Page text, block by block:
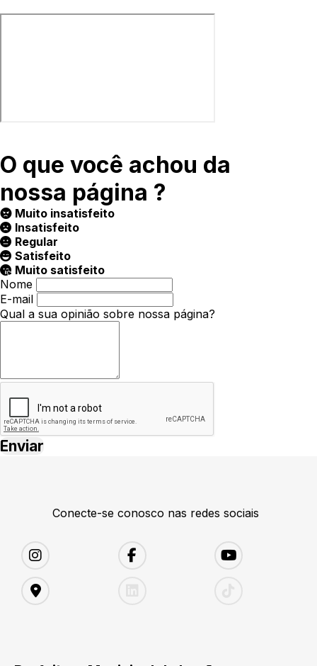
O que você achou da
nossa página ?
Muito insatisfeito
Insatisfeito
Regular
Satisfeito
Muito satisfeito
Nome
E-mail
Qual a sua opinião sobre nossa página?
Conecte-se conosco nas redes sociais